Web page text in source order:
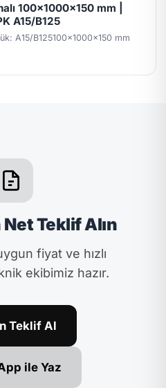
100x1000x150 mm |
A15/B125
A15/B125100x1000x150 mm
Teklif Alın
fiyat ve hızlı
ekibimiz hazır.
Teklif Al
ile Yaz